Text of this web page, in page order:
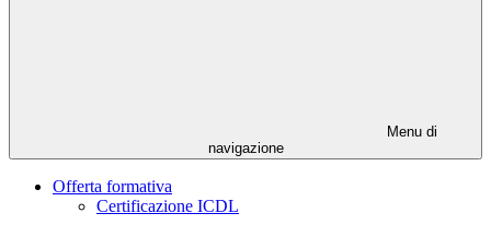
Menu di
navigazione
Offerta formativa
Certificazione ICDL